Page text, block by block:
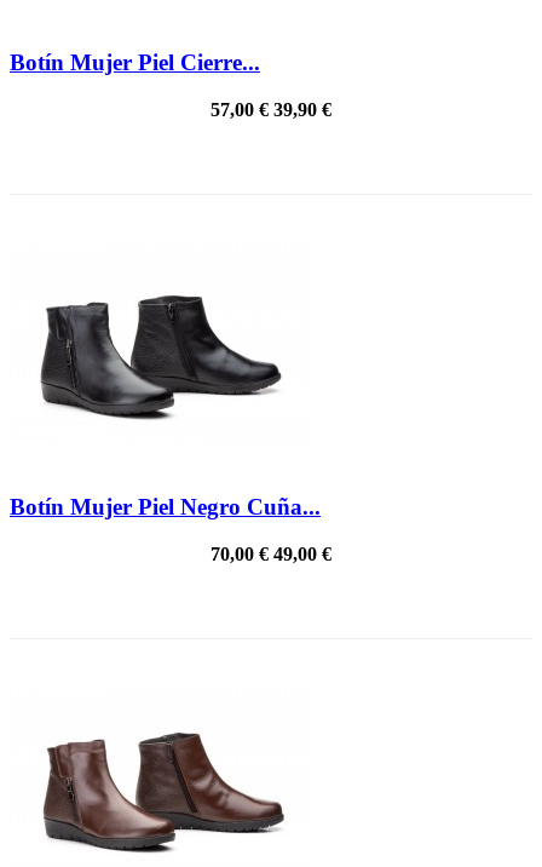
Botín Mujer Piel Cierre...
57,00 € 39,90 €
Botín Mujer Piel Negro Cuña...
70,00 € 49,00 €